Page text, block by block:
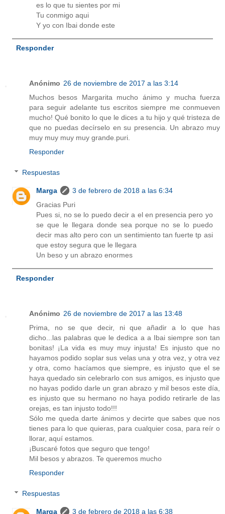
es lo que tu sientes por mi
Tu conmigo aqui
Y yo con Ibai donde este
Responder
Anónimo 26 de noviembre de 2017 a las 3:14
Muchos besos Margarita mucho ánimo y mucha fuerza
para seguir adelante tus escritos siempre me conmueven
mucho! Qué bonito lo que le dices a tu hijo y qué tristeza de
que no puedas decírselo en su presencia. Un abrazo muy
muy muy muy muy grande.puri.
Responder
Respuestas
Marga
3 de febrero de 2018 a las 6:34
Gracias Puri
Pues si, no se lo puedo decir a el en presencia pero yo
se que le llegara donde sea porque no se lo puedo
decir mas alto pero con un sentimiento tan fuerte tp asi
que estoy segura que le llegara
Un beso y un abrazo enormes
Responder
Anónimo 26 de noviembre de 2017 a las 13:48
Prima, no se que decir, ni que añadir a lo que has
dicho...las palabras que le dedica a a Ibai siempre son tan
bonitas! ¡La vida es muy muy injusta! Es injusto que no
hayamos podido soplar sus velas una y otra vez, y otra vez
y otra, como hacíamos que siempre, es injusto que el se
haya quedado sin celebrarlo con sus amigos, es injusto que
no hayas podido darle un gran abrazo y mil besos este día,
es injusto que su hermano no haya podido retirarle de las
orejas, es tan injusto todo!!!
Sólo me queda darte ánimos y decirte que sabes que nos
tienes para lo que quieras, para cualquier cosa, para reír o
llorar, aquí estamos.
¡Buscaré fotos que seguro que tengo!
Mil besos y abrazos. Te queremos mucho
Responder
Respuestas
Marga 3 de febrero de 2018 a las 6:38